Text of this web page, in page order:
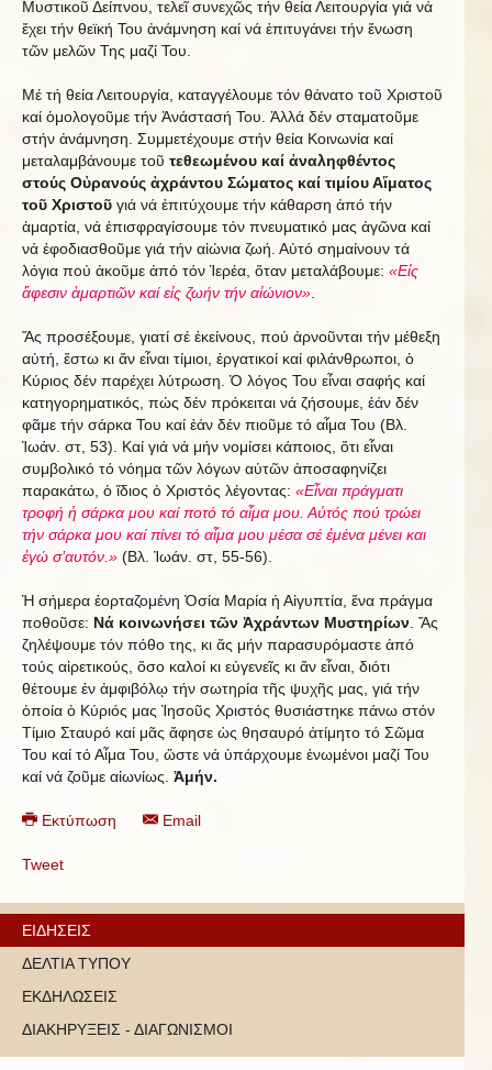
Μυστικοῦ Δείπνου, τελεῖ συνεχῶς τήν θεία Λειτουργία γιά νά
ἔχει τήν θεϊκή Του ἀνάμνηση καί νά ἐπιτυγάνει τήν ἕνωση
τῶν μελῶν Της μαζί Του.
Μέ τή θεία Λειτουργία, καταγγέλουμε τόν θάνατο τοῦ Χριστοῦ
καί ὁμολογοῦμε τήν Ἀνάστασή Του. Ἀλλά δέν σταματοῦμε
στήν ἀνάμνηση. Συμμετέχουμε στήν θεία Κοινωνία καί
μεταλαμβάνουμε τοῦ τεθεωμένου καί ἀναληφθέντος
στούς Οὐρανούς ἀχράντου Σώματος καί τιμίου Αἵματος
τοῦ Χριστοῦ γιά νά ἐπιτύχουμε τήν κάθαρση ἀπό τήν
ἁμαρτία, νά ἐπισφραγίσουμε τόν πνευματικό μας ἀγῶνα καί
νά ἐφοδιασθοῦμε γιά τήν αἰώνια ζωή. Αὐτό σημαίνουν τά
λόγια πού ἀκοῦμε ἀπό τόν Ἱερέα, ὅταν μεταλάβουμε: «Εἰς
ἄφεσιν ἁμαρτιῶν καί εἰς ζωήν τήν αἰώνιον»
Ἄς προσέξουμε, γιατί σέ ἐκείνους, πού ἀρνοῦνται τήν μέθεξη
αὐτή, ἔστω κι ἄν εἶναι τίμιοι, ἐργατικοί καί φιλάνθρωποι, ὁ
Κύριος δέν παρέχει λύτρωση. Ὁ λόγος Του εἶναι σαφής καί
κατηγορηματικός, πώς δέν πρόκειται νά ζήσουμε, ἐάν δέν
φᾶμε τήν σάρκα Του καί ἐάν δέν πιοῦμε τό αἷμα Του (Βλ.
Ἰωάν. στ, 53). Καί γιά νά μήν νομίσει κάποιος, ὅτι εἶναι
συμβολικό τό νόημα τῶν λόγων αὐτῶν ἀποσαφηνίζει
παρακάτω, ὁ ἴδιος ὁ Χριστός λέγοντας: «Εἶναι πράγματι
τροφή ἡ σάρκα μου καί ποτό τό αἷμα μου. Αὐτός πού τρώει
τήν σάρκα μου καί πίνει τό αἷμα μου μέσα σέ ἐμένα μένει και
ἐγώ σ’αυτόν.» (Βλ. Ἰωάν. στ, 55-56).
Ἡ σήμερα ἑορταζομένη Ὁσία Μαρία ἡ Αἰγυπτία, ἕνα πράγμα
ποθοῦσε: Νά κοινωνήσει τῶν Ἀχράντων Μυστηρίων . Ἄς
ζηλέψουμε τόν πόθο της, κι ἄς μήν παρασυρόμαστε ἀπό
τούς αἱρετικούς, ὅσο καλοί κι εὐγενεῖς κι ἄν εἶναι, διότι
θέτουμε ἐν ἀμφιβόλῳ τήν σωτηρία τῆς ψυχῆς μας, γιά τήν
ὁποία ὁ Κύριός μας Ἰησοῦς Χριστός θυσιάστηκε πάνω στόν
Τίμιο Σταυρό καί μᾶς ἄφησε ὡς θησαυρό ἀτίμητο τό Σῶμα
Του καί τό Αἷμα Του, ὥστε νά ὑπάρχουμε ἑνωμένοι μαζί Του
καί νά ζοῦμε αἰωνίως. Ἀμήν.
Εκτύπωση Email
Tweet
ΕΙΔΗΣΕΙΣ
ΔΕΛΤΙΑ ΤΥΠΟΥ
ΕΚΔΗΛΩΣΕΙΣ
ΔΙΑΚΗΡΥΞΕΙΣ - ΔΙΑΓΩΝΙΣΜΟΙ